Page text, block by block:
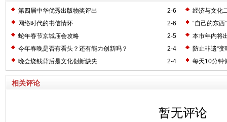
2-6
第四届中华优秀出版物奖评出
经济与文化
2-6
网络时代的书信情怀
“自己的东西
2-5
蛇年春节京城庙会攻略
本市年内将
2-4
今年春晚是否有看头？还有能力创新吗？
防止非遗“
2-4
晚会烧钱背后是文化创新缺失 每天10分钟
相关评论
暂无评论